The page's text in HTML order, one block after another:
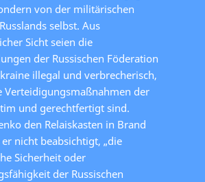
von der militärischen
selbst. Aus
Sicht seien die
der Russischen Föderation
illegal und verbrecherisch,
Verteidigungsmaßnahmen der
und gerechtfertigt sind.
den Relaiskasten in Brand
nicht beabsichtigt, „die
Sicherheit oder
der Russischen